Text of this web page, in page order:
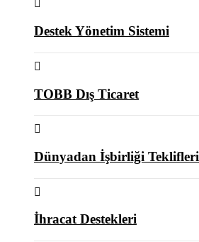
Destek Yönetim Sistemi
TOBB Dış Ticaret
Dünyadan İşbirliği Teklifleri
İhracat Destekleri